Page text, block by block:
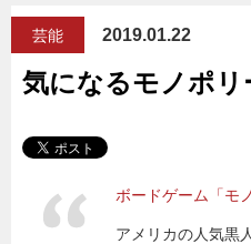
芸能 2019.01.22
気になるモノポリ
ボードゲーム「モ
アメリカの人気黒